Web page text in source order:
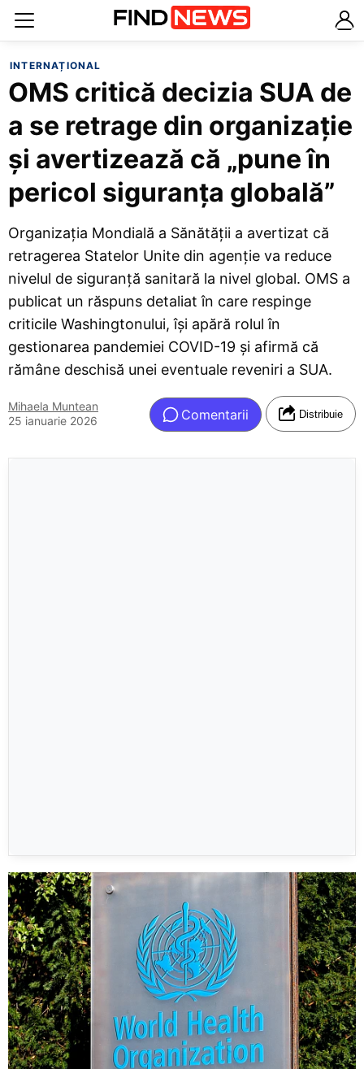
INTERNAȚIONAL
OMS critică decizia SUA de
a se retrage din organizație
și avertizează că „pune în
pericol siguranța globală”
Organizația Mondială a Sănătății a avertizat că
retragerea Statelor Unite din agenție va reduce
nivelul de siguranță sanitară la nivel global. OMS a
publicat un răspuns detaliat în care respinge
criticile Washingtonului, își apără rolul în
gestionarea pandemiei COVID-19 și afirmă că
rămâne deschisă unei eventuale reveniri a SUA.
Mihaela Muntean
25 ianuarie 2026
Comentarii Distribuie